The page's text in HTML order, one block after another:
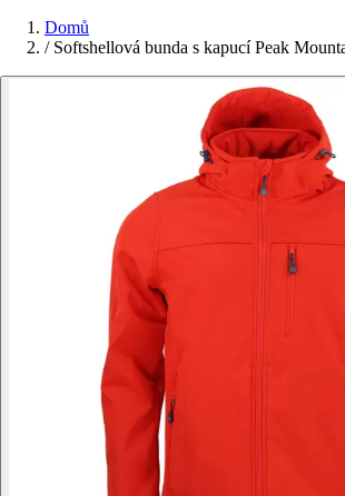
Domů
/ Softshellová bunda s kapucí Peak